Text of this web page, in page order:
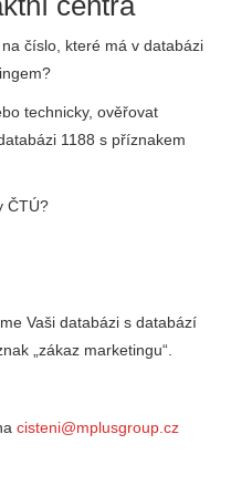
číslo, které má v databázi
technicky, ověřovat
1188 s příznakem
ČTÚ?
Vaši databázi s databází
„zákaz marketingu“.
cisteni@mplusgroup.cz